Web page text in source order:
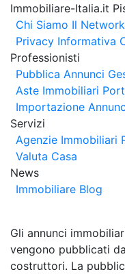
Immobiliare-Italia.it
Chi Siamo Il
Privacy Informativa
Professionisti
Pubblica Annunci
Aste Immobiliari
Importazione
Servizi
Agenzie Immobiliari
Valuta Casa
News
Immobiliare Blog
Gli annunci
vengono pubblicati
costruttori. La